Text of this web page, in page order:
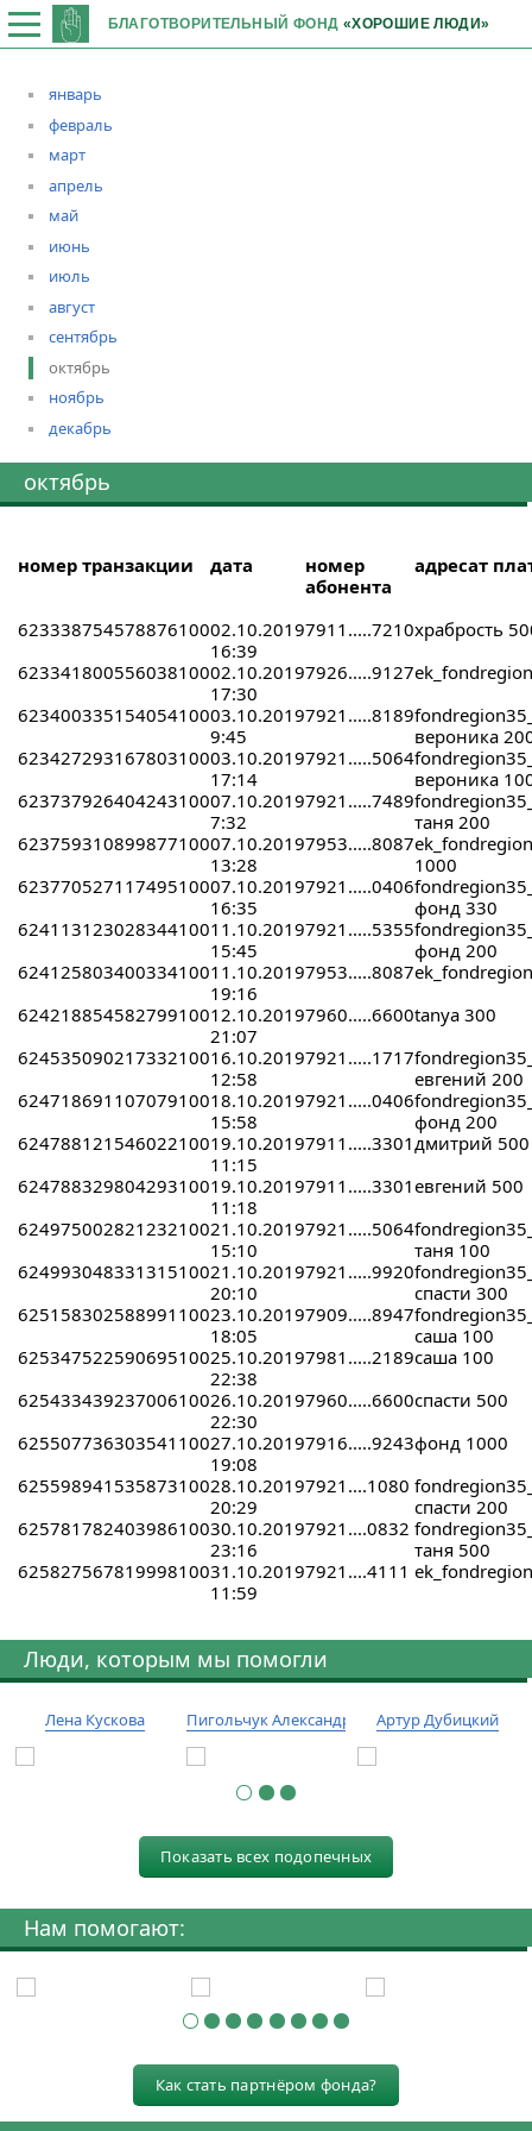
БЛАГОТВОРИТЕЛЬНЫЙ ФОНД «ХОРОШИЕ ЛЮДИ»
январь
февраль
март
апрель
май
июнь
июль
август
сентябрь
октябрь
ноябрь
декабрь
октябрь
номер транзакции дата
номер
абонента
адресат
62333875457887610002.10.2019
16:39
7911.....7210храбрость
62334180055603810002.10.2019
17:30
7926.....9127
62340033515405410003.10.2019
9:45
7921.....8189
вероника
62342729316780310003.10.2019
17:14
7921.....5064
вероника
62373792640424310007.10.2019
7:32
7921.....7489
таня 200
62375931089987710007.10.2019
13:28
7953.....8087
1000
62377052711749510007.10.2019
16:35
7921.....0406
фонд 330
62411312302834410011.10.2019
15:45
7921.....5355
фонд 200
62412580340033410011.10.2019
19:16
7953.....8087
62421885458279910012.10.2019
21:07
7960.....6600tanya 300
62453509021733210016.10.2019
12:58
7921.....1717
евгений 200
62471869110707910018.10.2019
15:58
7921.....0406
фонд 200
62478812154602210019.10.2019
11:15
7911.....3301 дмитрий 500
62478832980429310019.10.2019
11:18
7911.....3301евгений 500
62497500282123210021.10.2019
15:10
7921.....5064
таня 100
62499304833131510021.10.2019
20:10
7921.....9920
спасти 300
62515830258899110023.10.2019
18:05
7909.....8947
саша 100
62534752259069510025.10.2019
22:38
7981.....2189саша 100
62543343923700610026.10.2019
22:30
7960.....6600спасти 500
62550773630354110027.10.2019
19:08
7916.....9243фонд 1000
62559894153587310028.10.2019
20:29
7921....1080
спасти 200
62578178240398610030.10.2019
23:16
7921....0832
таня 500
62582756781999810031.10.2019
11:59
7921....4111
Люди, которым мы помогли
Лена Кускова Пигольчук Александр Артур Дубицкий
Показать всех подопечных
Нам помогают:
Как стать партнёром фонда?